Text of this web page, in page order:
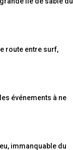
route entre surf,
événements à ne
immanquable du